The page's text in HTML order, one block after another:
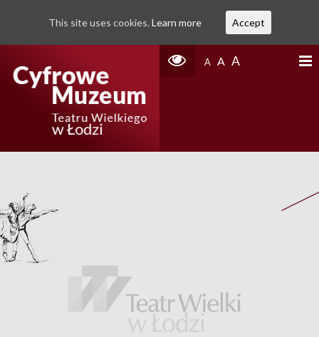
A A A
This site uses cookies. Learn more Accept